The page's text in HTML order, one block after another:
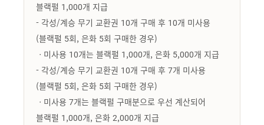
블랙펄 1,000개 지급
- 각성/계승 무기 교환권 10개 구매 후 10개 미사용
(블랙펄 5회, 은화 5회 구매한 경우)
ㆍ미사용 10개는 블랙펄 1,000개, 은화 5,000개 지급
- 각성/계승 무기 교환권 10개 구매 후 7개 미사용
(블랙펄 5회, 은화 5회 구매한 경우)
ㆍ미사용 7개는 블랙펄 구매분으로 우선 계산되어
블랙펄 1,000개, 은화 2,000개 지급